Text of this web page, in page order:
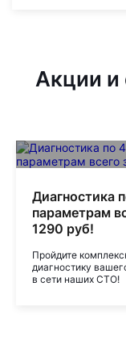
Акции и
Диагностика
параметрам
1290 руб!
Пройдите
диагностику
в сети наших СТО!